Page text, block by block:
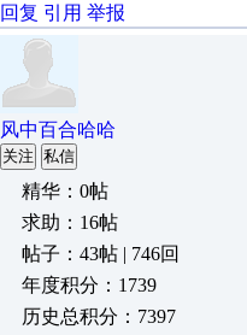
回复 引用 举报
风中百合哈哈
关注 私信
精华：0帖
求助：16帖
帖子：43帖 | 746回
年度积分：1739
历史总积分：7397